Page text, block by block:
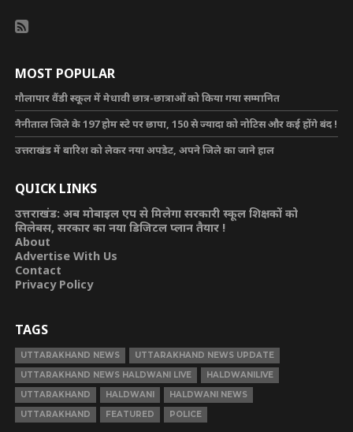
MOST POPULAR
गौलापार वैंडी स्कूल में मेधावी छात्र-छात्राओं को किया गया सम्मानित
नैनीताल जिले के 197 होम स्टे पर छापा, 150 से ज्यादा को नोटिस और कई होंगे बंद !
उत्तराखंड में बारिश को लेकर नया अपडेट, अपने जिले का जाने हाल
QUICK LINKS
उत्तराखंड: अब मोबाइल एप से मिलेगा सरकारी स्कूल शिक्षकों को
सिलेबस, सरकार का नया डिजिटल प्लान तैयार !
About
Advertise With Us
Contact
Privacy Policy
TAGS
UTTARAKHAND NEWS
UTTARAKHAND NEWS UPDATE
UTTARAKHAND NEWS HALDWANI LIVE
HALDWANILIVE
UTTARAKHAND
HALDWANI
HALDWANI NEWS
UTTARAKHAND
FEATURED POLICE